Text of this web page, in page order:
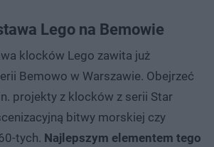
Lego na Bemowie
klocków Lego zawita już
Bemowo w Warszawie. Obejrzeć
projekty z klocków z serii Star
bitwy morskiej czy
tych. Najlepszym elementem tego